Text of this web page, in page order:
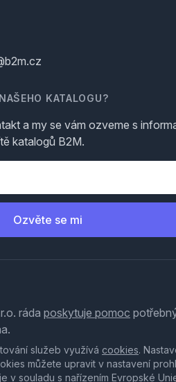
KATALOGU?
a my se vám ozveme s
katalogů B2M.
Ozvěte se mi
ráda poskytuje pomoc
služeb využívá cookies.
můžete upravit v nastavení
v souladu s nařízením Evropské